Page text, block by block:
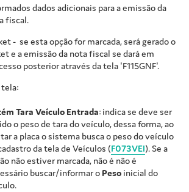
dados adicionais para a emissão da
fiscal.
- se esta opção for marcada, será gerado o
e a emissão da nota fiscal se dará em
posterior através da tela 'F115GNF'.
tela:
Tara Veículo Entrada: indica se deve ser
o peso de tara do veículo, dessa forma, ao
a placa o sistema busca o peso do veículo
da tela de Veículos (F073VEI). Se a
não estiver marcada, não é não é
buscar/informar o Peso inicial do